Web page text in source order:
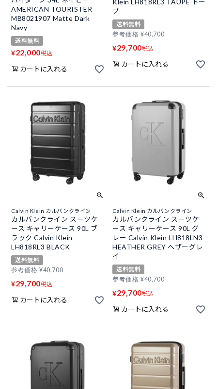
AMERICAN TOURISTER
MB8021907 Matte Dark
Navy
送料無料
¥22,000税込
カートに入れる
Klein LH818RL3 TAUPE トー
プ
送料無料
参考価格 ¥40,700
¥29,700税込
カートに入れる
Calvin Klein カルバンクライン
カルバンクライン スーツケ
ース キャリーケース 90L ブ
ラック Calvin Klein
LH818RL3 BLACK
送料無料
参考価格 ¥40,700
¥29,700税込
カートに入れる
Calvin Klein カルバンクライン
カルバンクライン スーツケ
ース キャリーケース 90L グ
レー Calvin Klein LH818LN3
HEATHER GREY ヘザーグレ
イ
送料無料
参考価格 ¥40,700
¥29,700税込
カートに入れる